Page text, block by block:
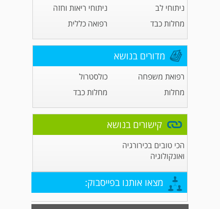
ניתוחי לב
ניתוחי ריאות וחזה
מחלות כבד
רפואה כללית
מדורים בנושא
רפואת משפחה
כולסטרול
מחלות
מחלות כבד
קישורים בנושא
הכי טובים בכירורגיה
ואונקולוגיה
מצאו אותנו בפייסבוק: